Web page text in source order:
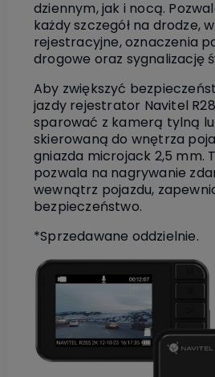
dziennym, jak i nocą.
każdy szczegół na drodze,
rejestracyjne, oznaczenia
drogowe oraz sygnalizację
Aby zwiększyć
jazdy rejestrator Navitel
sparować z kamerą tylną
skierowaną do wnętrza
gniazda microjack 2,5 mm.
pozwala na nagrywanie
wewnątrz pojazdu,
bezpieczeństwo.
*Sprzedawane oddzielnie.